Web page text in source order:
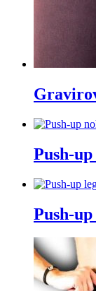
Push-
Push-